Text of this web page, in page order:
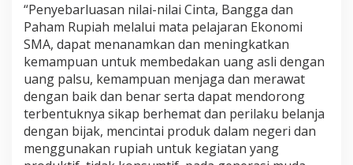
“Penyebarluasan nilai-nilai Cinta, Bangga dan
Paham Rupiah melalui mata pelajaran Ekonomi
SMA, dapat menanamkan dan meningkatkan
kemampuan untuk membedakan uang asli dengan
uang palsu, kemampuan menjaga dan merawat
dengan baik dan benar serta dapat mendorong
terbentuknya sikap berhemat dan perilaku belanja
dengan bijak, mencintai produk dalam negeri dan
menggunakan rupiah untuk kegiatan yang